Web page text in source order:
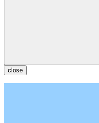
close